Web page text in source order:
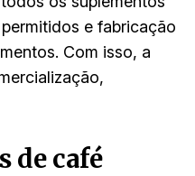
e fabricação
Com isso, a
de café